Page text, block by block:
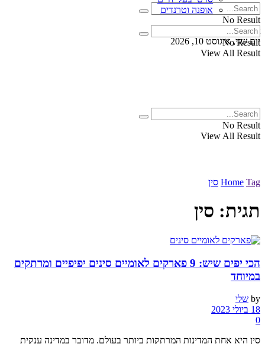
No Result
View All Result
יום שני, אוגוסט 10, 2026
אופנה וטרנדים
No Result
View All Result
No Result
View All Result
Home Tag סין
תגית: סין
הכי יפים שיש: 9 פארקים לאומיים סינים יפיפיים ומרתקים
במיוחד
by שלי
18 ביולי 2023
0
סין היא אחת המדינות המרתקות ביותר בעולם. מדובר במדינה ענקית